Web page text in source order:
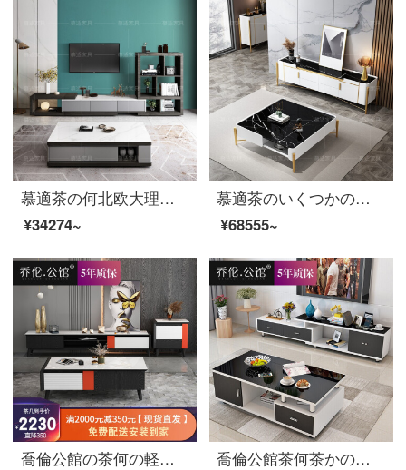
慕適茶の何北欧大理石茶の何テレビの箱の組み合わせのスーツの小さい戸形の多機能茶の何が物のイタリア式を貯蓄しますか？簡単に灰色の茶の何がテレビの箱の組み合わせの318茶の何+318の箱(灰色)の3499秒は手に入れた価格を殺してサービスを探します。
¥34274~
慕適茶のいくつかの意味式の軽い贅沢なお茶のいくつかのテレビの箱の組み合わせのセットの大きさの戸形の別荘の客間のデザイナーのアイデアの正方形の大理石のお茶のいくつかのテレビの箱の白黒の根の大理石の顔
¥68555~
喬倫公館の茶何の軽い豪華なイタリアの茶の何のテレビの箱の組合せはきわめて簡単で色の帯の白いろうの木の茶何テーブルのテレビの箱の組合せのセットのガラスの顔のピクチャーの茶何+テレビの箱+斗の箱の組合せにぶつかります
喬倫公館茶何茶かのテレビの箱の組み合わせセットは簡単に現代のスチールガラスのお茶の何軒かの小型の部屋型の貯蔵物の客間のお茶のテーブルの白と黒の写真のテレビの箱を配合します。